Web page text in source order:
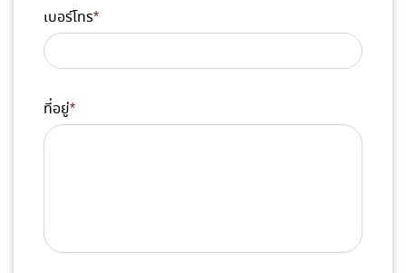
เบอร์โทร*
ที่อยู่*